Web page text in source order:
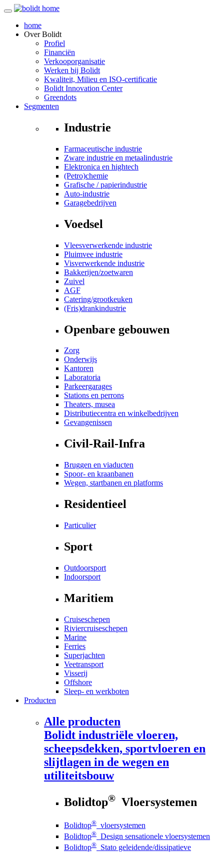
home
OverBolidt
Profiel
Financiën
Verkooporganisatie
Werken bij Bolidt
Kwaliteit, Milieu en ISO-certificatie
Bolidt Innovation Center
Greendots
Segmenten
Industrie
Farmaceutische industrie
Zware industrie en metaalindustrie
Elektronica en hightech
(Petro)chemie
Grafische / papierindustrie
Auto-industrie
Garagebedrijven
Voedsel
Vleesverwerkende industrie
Pluimvee industrie
Visverwerkende industrie
Bakkerijen/zoetwaren
Zuivel
AGF
Catering/grootkeuken
(Fris)drankindustrie
Openbare gebouwen
Zorg
Onderwijs
Kantoren
Laboratoria
Parkeergarages
Stations en perrons
Theaters, musea
Distributiecentra en winkelbedrijven
Gevangenissen
Civil-Rail-Infra
Bruggen en viaducten
Spoor- en kraanbanen
Wegen, startbanen en platforms
Residentieel
Particulier
Sport
Outdoorsport
Indoorsport
Maritiem
Cruiseschepen
Riviercruiseschepen
Marine
Ferries
Superjachten
Veetransport
Visserij
Offshore
Sleep- en werkboten
Producten
Alle producten
Bolidt industriële vloeren,
scheepsdekken, sportvloeren en
slijtlagen in de wegen en
utiliteitsbouw
Bolidtop® Vloersystemen
Bolidtop® vloersystemen
Bolidtop® Design sensationele vloersystemen
Bolidtop® Stato geleidende/dissipatieve